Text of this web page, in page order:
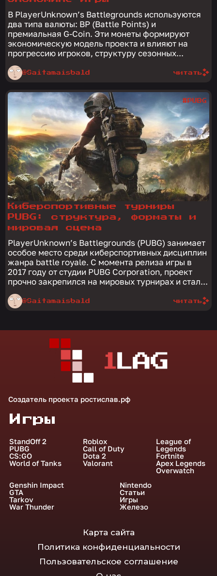
В PlayerUnknown’s Battlegrounds используются
два типа валюты: BP (Battle Points) и
премиальная G-Coin. Эти монеты формируют
экономическую модель проекта и влияют на
прогрессию игроков, структуру сезонных...
@Saitamaisbald читать
Киберспортивные турниры
PUBG: структура, форматы и
мировая сцена
PlayerUnknown’s Battlegrounds (PUBG) занимает
особое место среди киберспортивных дисциплин
жанра battle royale. С момента релиза игры в
2017 году от студии PUBG Corporation, проект
прочно закрепился на мировых турнирах и стал...
@Saitamaisbald
#PUBG
читать
Создатель проекта ростислав.рф
Игры
StandOff 2
PUBG
CS:GO
World of Tanks
Roblox
Call of Duty
Dota 2
Valorant
League of
Legends
Fortnite
Apex Legends
Overwatch
Genshin Impact
GTA
Tarkov
War Thunder
Nintendo
Статьи
Игры
Железо
Карта сайта
Политика конфиденциальности
Пользовательское соглашение